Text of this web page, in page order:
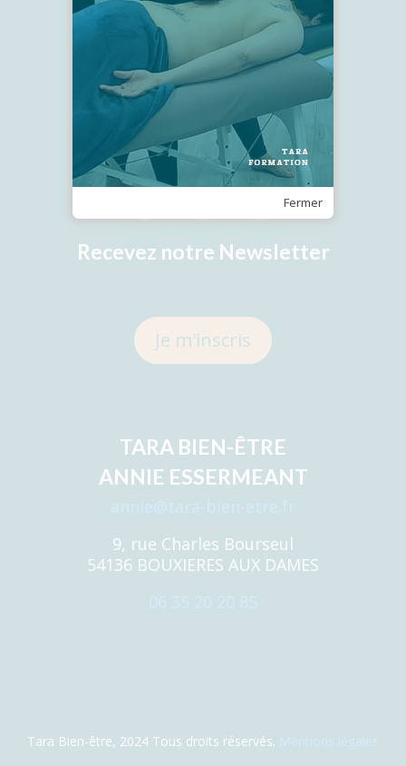
SUIVEZ-NOUS !
Recevez notre Newsletter
Je m'inscris
TARA BIEN-ÊTRE
ANNIE ESSERMEANT
annie@tara-bien-etre.fr
9, rue Charles Bourseul
54136 BOUXIERES AUX DAMES
06 35 20 20 85
Tara Bien-être, 2024 Tous droits réservés. Mentions légales
Fermer